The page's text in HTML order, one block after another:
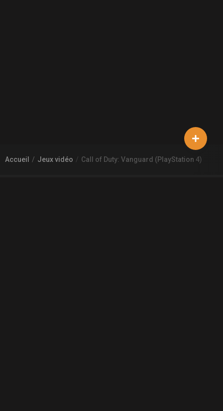
Accueil Jeux vidéo Call of Duty: Vanguard (PlayStation 4)